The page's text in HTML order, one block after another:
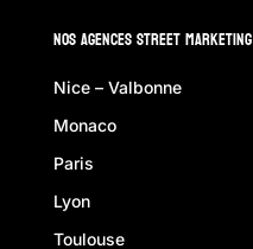
Nos Agences Street Marketing
Nice – Valbonne
Monaco
Paris
Lyon
Toulouse